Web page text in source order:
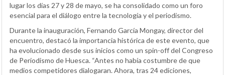
lugar los días 27 y 28 de mayo, se ha consolidado como un foro
esencial para el diálogo entre la tecnología y el periodismo.
Durante la inauguración, Fernando García Mongay, director del
encuentro, destacó la importancia histórica de este evento, que
ha evolucionado desde sus inicios como un spin-off del Congreso
de Periodismo de Huesca. “Antes no había costumbre de que
medios competidores dialogaran. Ahora, tras 24 ediciones,